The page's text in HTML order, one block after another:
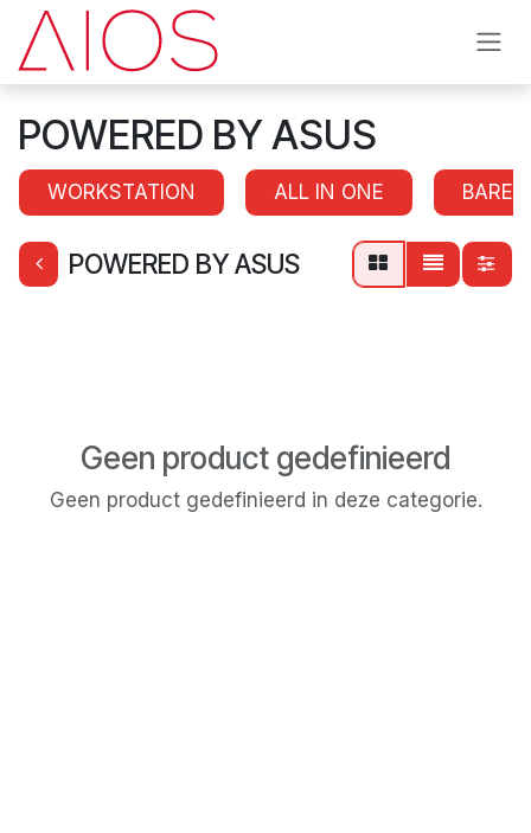
Overslaan naar inhoud
POWERED BY ASUS
WORKSTATION ALL IN ONE
POWERED BY ASUS
Geen product gedefinieerd
Geen product gedefinieerd in deze categorie.